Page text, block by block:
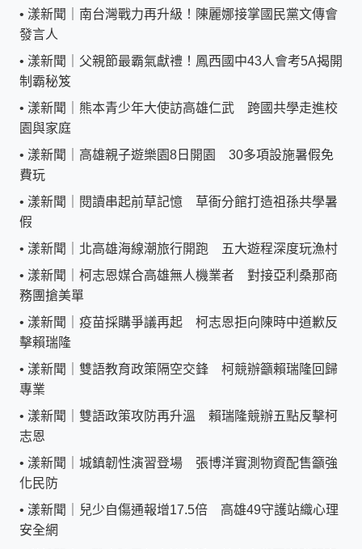
• 漾新聞｜南台灣戰力再升級！陳麗娜接掌國民黨文傳會
發言人
• 漾新聞｜父親節最霸氣獻禮！鳳西國中43人會考5A揭開
制霸秘笈
• 漾新聞｜熊本青少年大使訪高雄仁武 跨國共學走進校
園與家庭
• 漾新聞｜高雄親子遊樂園8日開園 30多項設施暑假免
費玩
• 漾新聞｜閱讀串起前草記憶 草衙分館打造祖孫共學暑
假
• 漾新聞｜北高雄海線潮旅行開跑 五大遊程深度玩漁村
• 漾新聞｜柯志恩媒合高雄無人機業者 對接亞利桑那商
務團搶美單
• 漾新聞｜疫苗採購爭議再起 柯志恩拒向陳時中道歉反
擊賴瑞隆
• 漾新聞｜雙語教育政策隔空交鋒 柯競辦籲賴瑞隆回歸
專業
• 漾新聞｜雙語政策攻防再升溫 賴瑞隆競辦五點反擊柯
志恩
• 漾新聞｜城鎮韌性演習登場 張博洋實測物資配售籲強
化民防
• 漾新聞｜兒少自傷通報增17.5倍 高雄49守護站織心理
安全網